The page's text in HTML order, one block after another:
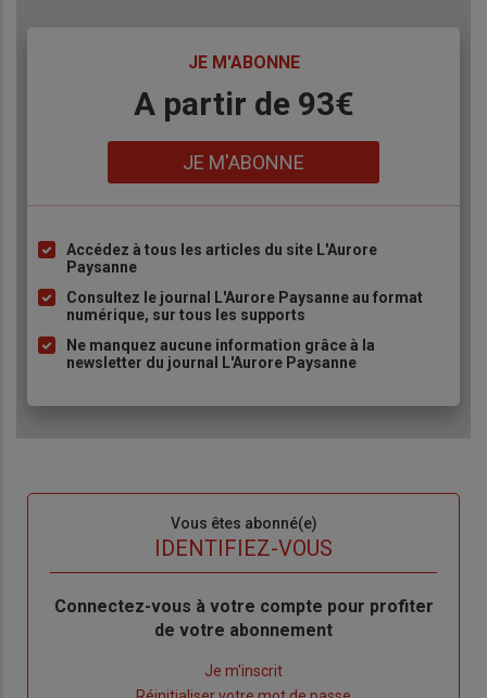
JE M'ABONNE
A partir de 93€
JE M'ABONNE
Liste
puce
Accédez à tous les articles du site L'Aurore
Paysanne
Consultez le journal L'Aurore Paysanne au format
numérique, sur tous les supports
Ne manquez aucune information grâce à la
newsletter du journal L'Aurore Paysanne
Vous êtes abonné(e)
IDENTIFIEZ-VOUS
Body
Connectez-vous à votre compte pour profiter
de votre abonnement
Je m'inscrit